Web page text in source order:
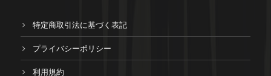
特定商取引法に基づく表記
プライバシーポリシー
利用規約